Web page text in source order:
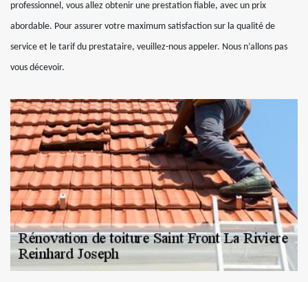
professionnel, vous allez obtenir une prestation fiable, avec un prix
abordable. Pour assurer votre maximum satisfaction sur la qualité de
service et le tarif du prestataire, veuillez-nous appeler. Nous n’allons pas
vous décevoir.